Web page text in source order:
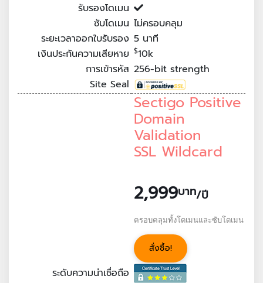
รับรองโดเมน
ซับโดเมน ไม่ครอบคลุม
ระยะเวลาออกใบรับรอง 5 นาที
เงินประกันความเสียหาย $10k
การเข้ารหัส 256-bit strength
Site Seal
Sectigo Positive
Domain
Validation
SSL Wildcard
2,999บาท/ปี
ครอบคลุมทั้งโดเมนและซับโดเมน
สั่งซื้อ!
ระดับความน่าเชื่อถือ